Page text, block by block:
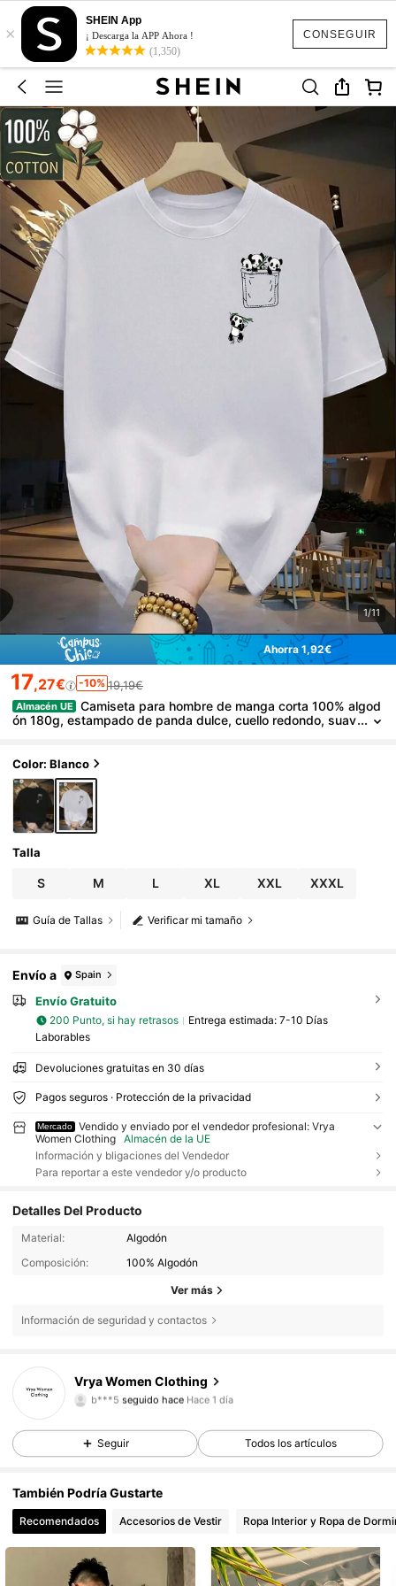
CONSEGUIR
×
SHEIN App
¡ Descarga la APP Ahora !
(1,350)
1/11
Ahorra 1,92€
17,27€ -10% 19,19€
Almacén UE
Camiseta para hombre de manga corta 100% algod
ón 180g, estampado de panda dulce, cuello redondo, suav
il
Color: Blanco
Talla
S M L XL XXL XXXL
Verificar mi tamaño
Guía de Tallas
Envío a Spain
Envío Gratuito
200 Punto, si hay retrasos Entrega estimada: 7-10 Días
Laborables
Devoluciones gratuitas en 30 días
Pagos seguros · Protección de la privacidad
Mercado
Vendido y enviado por el vendedor profesional: Vrya
Women Clothing
Almacén de la UE
Información y bligaciones del Vendedor
Para reportar a este vendedor y/o producto
Detalles Del Producto
Material:
Algodón
Composición:
100% Algodón
Ver más
Información de seguridad y contactos
Vrya Women Clothing
b***5seguido haceHace 1 día
l***aestá navegando
3,50 5 Seguidores
3,50 5 Seguidores
Seguir Todos los artículos
También Podría Gustarte
Recomendados Accesorios de Vestir Ropa Interior y Ropa de